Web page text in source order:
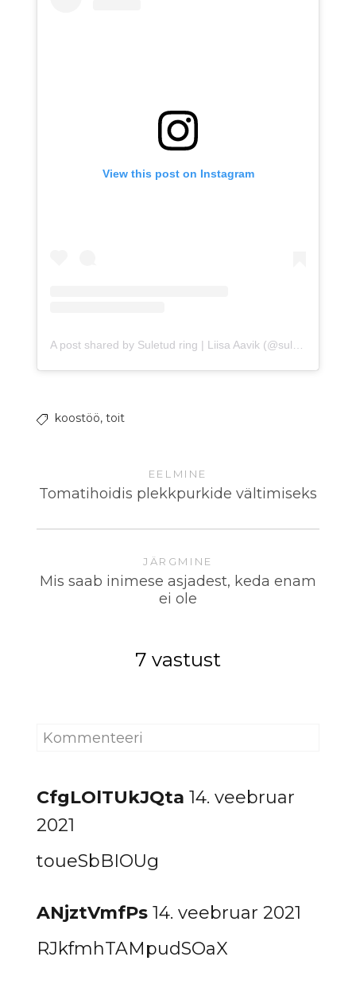
View this post on Instagram
koostöö, toit
EELMINE
Tomatihoidis plekkpurkide vältimiseks
JÄRGMINE
Mis saab inimese asjadest, keda enam
ei ole
7 vastust
CfgLOlTUkJQta 14. veebruar
2021
toueSbBIOUg
ANjztVmfPs 14. veebruar 2021
RJkfmhTAMpudSOaX